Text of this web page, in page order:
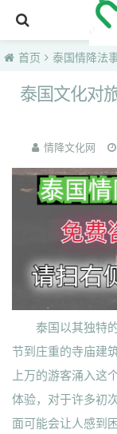
首页
首页 泰国情降法
泰国文化对
情降文化网
泰国以其独特
节到庄重的寺庙建
上万的游客涌入这
体验，对于许多初
面可能会让人感到困